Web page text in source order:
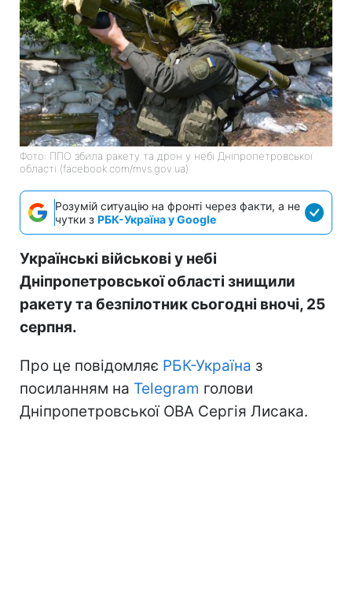
Фото: ППО збила ракету та дрон у небі Дніпропетровської
області (facebook.com/mvs.gov.ua)
Розумій ситуацію на фронті через факти, а не
чутки з РБК-Україна у Google
Українські військові у небі
Дніпропетровської області знищили
ракету та безпілотник сьогодні вночі, 25
серпня.
Про це повідомляє РБК-Україна з
посиланням на Telegram голови
Дніпропетровської ОВА Сергія Лисака.